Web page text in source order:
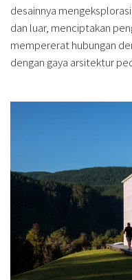
desainnya
dan luar, menciptakan
mempererat hubungan
dengan gaya arsitektur